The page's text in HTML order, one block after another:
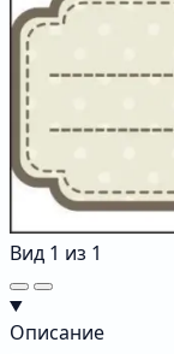
Вид 1 из 1
Описание